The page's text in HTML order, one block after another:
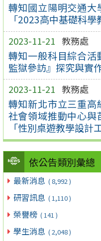
轉知國立陽明交通
「2023高中基礎科學
2023-11-21 教務處
轉知一般科目綜合
監獄參訪』探究與實
2023-11-21 教務處
轉知新北市立三重高
社會領域推動中心
「性別桌遊教學設計
依公告類別彙總
最新消息 ( 8,992 )
研習訊息 ( 1,110 )
榮譽榜 ( 141 )
學生消息 ( 2,048 )